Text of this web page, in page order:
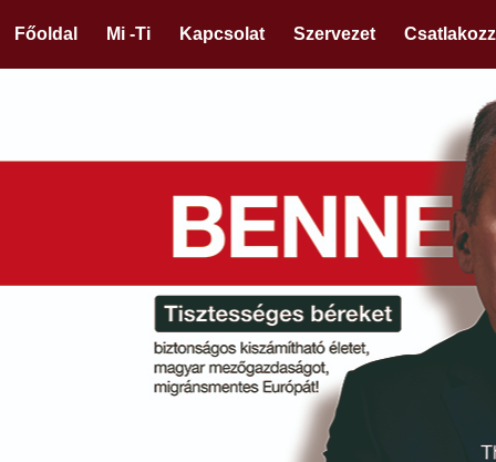
Főoldal Mi -Ti Kapcsolat Szervezet Csatlakozz